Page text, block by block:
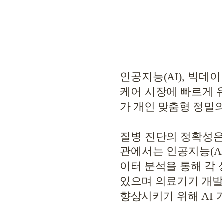
인공지능(AI), 빅데
케어 시장에 빠르게
가 개인 맞춤형 정밀
질병 진단의 정확성
관에서는 인공지능
이터 분석을 통해 각
있으며 의료기기 개
향상시키기 위해AI